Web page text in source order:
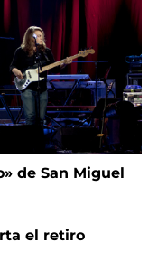
de San Miguel
el retiro